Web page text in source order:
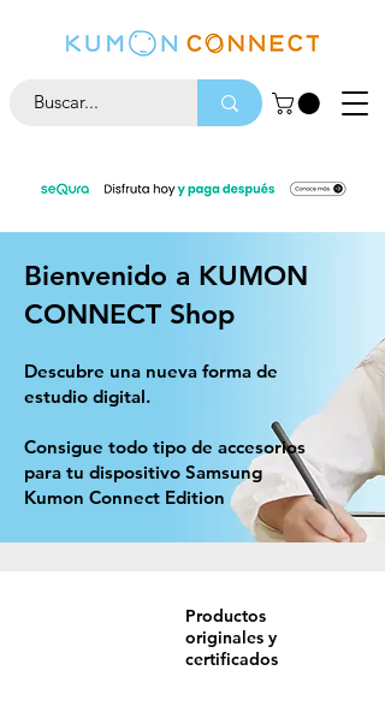
Bienvenido a KUMON
CONNECT Shop
Descubre una nueva forma de
estudio digital.
Consigue todo tipo de accesorios
para tu dispositivo Samsung
Kumon Connect Edition
Productos
originales y
certificados